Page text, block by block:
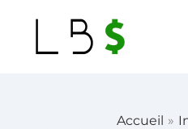
contenu
Accueil